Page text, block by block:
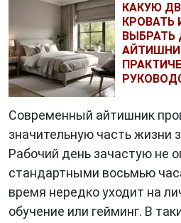
КАКУЮ
КРОВАТЬ
Современный айтишник
значительную часть жизни
Рабочий день зачастую не
стандартными восьмью
время нередко уходит на
обучение или гейминг. В